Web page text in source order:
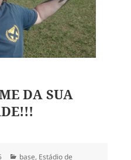
DA SUA
Categorias
base, Estádio de